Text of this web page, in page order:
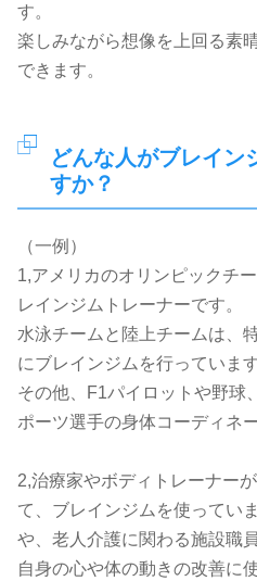
す。
楽しみながら想像を上回る素
できます。
どんな人がブレイン
すか？
（一例）
1,アメリカのオリンピックチ
レインジムトレーナーです。
水泳チームと陸上チームは、
にブレインジムを行っています
その他、F1パイロットや野球
ポーツ選手の身体コーディネ
2,治療家やボディトレーナー
て、ブレインジムを使ってい
や、老人介護に関わる施設職
自身の心や体の動きの改善に